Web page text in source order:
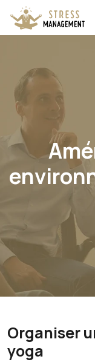
Organiser
yoga